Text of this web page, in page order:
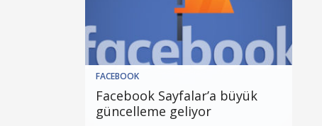
FACEBOOK
Facebook Sayfalar’a büyük
güncelleme geliyor